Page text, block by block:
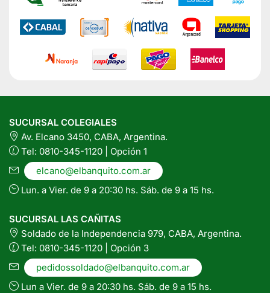
SUCURSAL COLEGIALES
Av. Elcano 3450, CABA, Argentina.
Tel: 0810-345-1120 | Opción 1
elcano@elbanquito.com.ar
Lun. a Vier. de 9 a 20:30 hs. Sáb. de 9 a 15 hs.
SUCURSAL LAS CAÑITAS
Soldado de la Independencia 979, CABA, Argentina.
Tel: 0810-345-1120 | Opción 3
pedidossoldado@elbanquito.com.ar
Lun a Vier. de 9 a 20:30 hs. Sáb. de 9 a 15 hs.